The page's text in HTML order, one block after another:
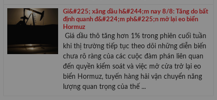
Gi&#225; xăng dầu h&#244;m nay 8/8: Tăng do bất
định quanh đ&#224;m ph&#225;n mở lại eo biển
Hormuz
Giá dầu thô tăng hơn 1% trong phiên cuối tuần
khi thị trường tiếp tục theo dõi những diễn biến
chưa rõ ràng của các cuộc đàm phán liên quan
đến quyền kiểm soát và việc mở cửa trở lại eo
biển Hormuz, tuyến hàng hải vận chuyển năng
lượng quan trọng của thế ...